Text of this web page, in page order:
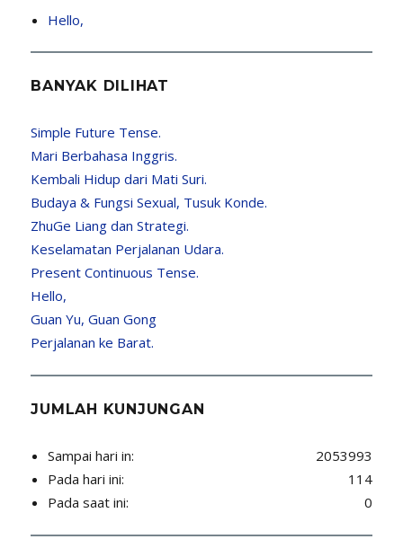
Hello,
BANYAK DILIHAT
Simple Future Tense.
Mari Berbahasa Inggris.
Kembali Hidup dari Mati Suri.
Budaya & Fungsi Sexual, Tusuk Konde.
ZhuGe Liang dan Strategi.
Keselamatan Perjalanan Udara.
Present Continuous Tense.
Hello,
Guan Yu, Guan Gong
Perjalanan ke Barat.
JUMLAH KUNJUNGAN
2053993
Sampai hari in:
114
Pada hari ini:
0
Pada saat ini: